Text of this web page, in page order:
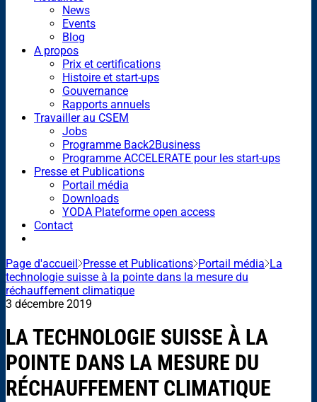
News
Events
Blog
A propos
Prix et certifications
Histoire et start-ups
Gouvernance
Rapports annuels
Travailler au CSEM
Jobs
Programme Back2Business
Programme ACCELERATE pour les start-ups
Presse et Publications
Portail média
Downloads
YODA Plateforme open access
Contact
Page d'accueil Presse et Publications Portail média La
technologie suisse à la pointe dans la mesure du
réchauffement climatique
3 décembre 2019
LA TECHNOLOGIE SUISSE À LA
POINTE DANS LA MESURE DU
RÉCHAUFFEMENT CLIMATIQUE